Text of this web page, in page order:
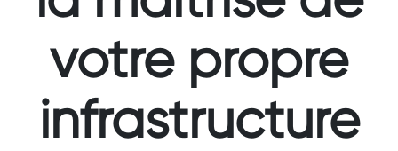
votre propre
infrastructure